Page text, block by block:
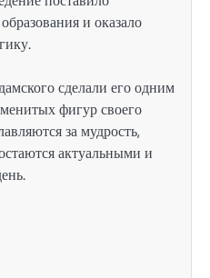
и оказало
сделали его одним
фигур своего
за мудрость,
актуальными и